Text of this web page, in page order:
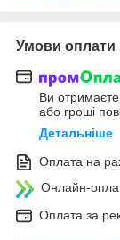
Умови оплати
Ви
або гроші
Детальніше
Оплата на
Онлайн-
Оплата за